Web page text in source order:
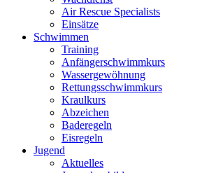
Air Rescue Specialists
Einsätze
Schwimmen
Training
Anfängerschwimmkurs
Wassergewöhnung
Rettungsschwimmkurs
Kraulkurs
Abzeichen
Baderegeln
Eisregeln
Jugend
Aktuelles